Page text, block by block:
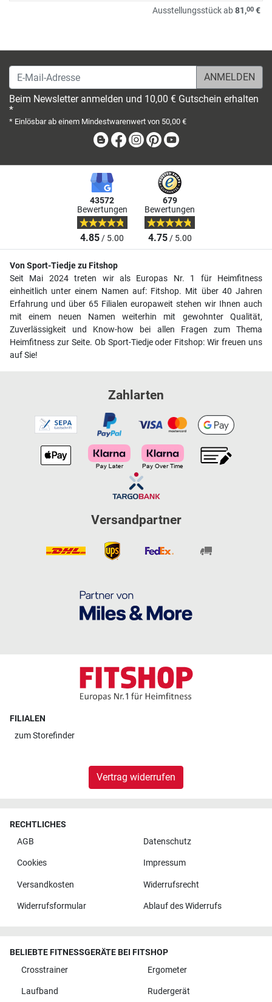
Ausstellungsstück ab81,00 €
E-Mail-Adresse
Beim Newsletter anmelden und 10,00 € Gutschein erhalten
*
* Einlösbar ab einem Mindestwarenwert von 50,00 €
BlogFacebook
Instagram
Pinterest
43572
Bewertungen
4.85/ 5.00
679
Bewertungen
4.75/ 5.00
Von Sport-Tiedje zu Fitshop
Seit Mai 2024 treten wir als Europas Nr. 1 für Heimfitness
einheitlich unter einem Namen auf: Fitshop. Mit über 40 Jahren
Erfahrung und über 65 Filialen europaweit stehen wir Ihnen auch
mit einem neuen Namen weiterhin mit gewohnter Qualität,
Zuverlässigkeit und Know-how bei allen Fragen zum Thema
Heimfitness zur Seite. Ob Sport-Tiedje oder Fitshop: Wir freuen uns
auf Sie!
Zahlarten
Versandpartner
FILIALEN
zumStorefinder
Vertrag widerrufen
RECHTLICHES
AGB
Datenschutz
Cookies Impressum
Versandkosten Widerrufsrecht
Widerrufsformular Ablauf des Widerrufs
BELIEBTE FITNESSGERÄTE BEI FITSHOP
Crosstrainer
Ergometer
Laufband Rudergerät